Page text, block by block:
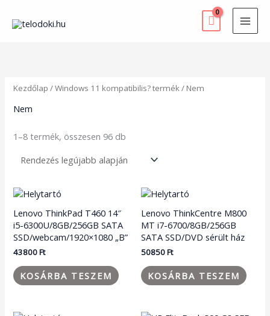
content
Kezdőlap / Windows 11 kompatibilis? termék / Nem
Nem
1–8 termék, összesen 96 db
Lenovo ThinkPad T460 14″
i5-6300U/8GB/256GB SATA
SSD/webcam/1920×1080 „B”
43800Ft
KOSÁRBA TESZEM
Lenovo ThinkCentre M800
MT i7-6700/8GB/256GB
SATA SSD/DVD sérült ház
50850Ft
KOSÁRBA TESZEM